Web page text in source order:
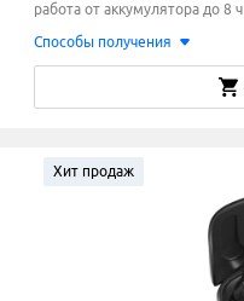
работа от аккумулятора до 8 ч
Способы получения
Хит продаж